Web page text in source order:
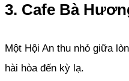
3. Cafe Bà
Một Hội An thu nhỏ giữa
hài hòa đến kỳ lạ.